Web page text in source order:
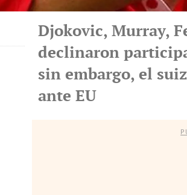
Djokovic, Murray,
declinaron
sin embargo, el
ante EU